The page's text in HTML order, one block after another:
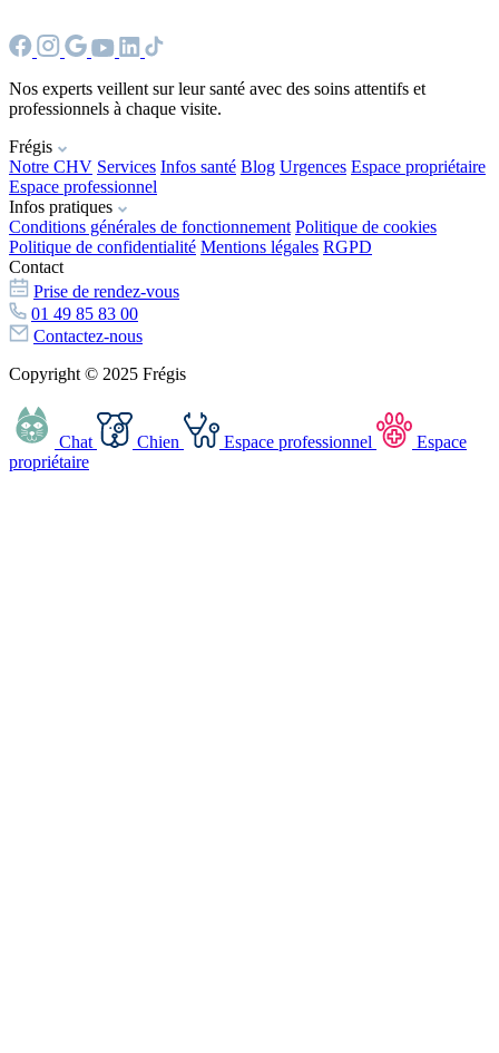
Nos experts veillent sur leur santé avec des soins attentifs et
professionnels à chaque visite.
Frégis
Notre CHV Services Infos santé Blog Urgences Espace propriétaire
Espace professionnel
Infos pratiques
Conditions générales de fonctionnement Politique de cookies
Politique de confidentialité Mentions légales RGPD
Contact
Prise de rendez-vous
01 49 85 83 00
Contactez-nous
Copyright © 2025 Frégis
Chat Chien Espace professionnel
Espace
propriétaire